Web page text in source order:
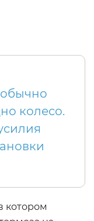
колесо.
котором